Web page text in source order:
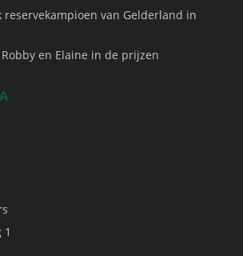
reservekampioen van Gelderland in
en Elaine in de prijzen
1